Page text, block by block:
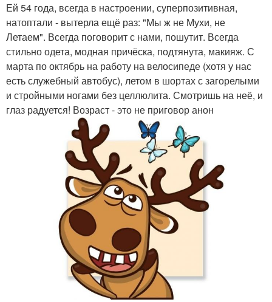
Ей 54 года, всегда в настроении, суперпозитивная,
натоптали - вытерла ещё раз: "Мы ж не Мухи, не
Летаем". Всегда поговорит с нами, пошутит. Всегда
стильно одета, модная причёска, подтянута, макияж. С
марта по октябрь на работу на велосипеде (хотя у нас
есть служебный автобус), летом в шортах с загорелыми
и стройными ногами без целлюлита. Смотришь на неё, и
глаз радуется! Возраст - это не приговор анон